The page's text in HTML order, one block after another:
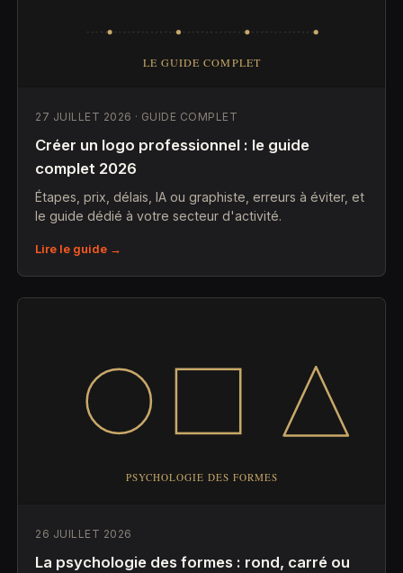
27 JUILLET 2026 · GUIDE COMPLET
Créer un logo professionnel : le guide
complet 2026
Étapes, prix, délais, IA ou graphiste, erreurs à éviter, et
le guide dédié à votre secteur d'activité.
Lire le guide →
26 JUILLET 2026
La psychologie des formes : rond, carré ou